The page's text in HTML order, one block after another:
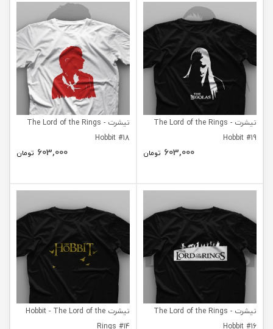
تیشرت The Lord of the Rings -
Hobbit #19
603,000 تومان
تیشرت The Lord of the Rings -
Hobbit #18
603,000 تومان
تیشرت The Lord of the Rings -
Hobbit #16
تیشرت Hobbit - The Lord of the
Rings #14